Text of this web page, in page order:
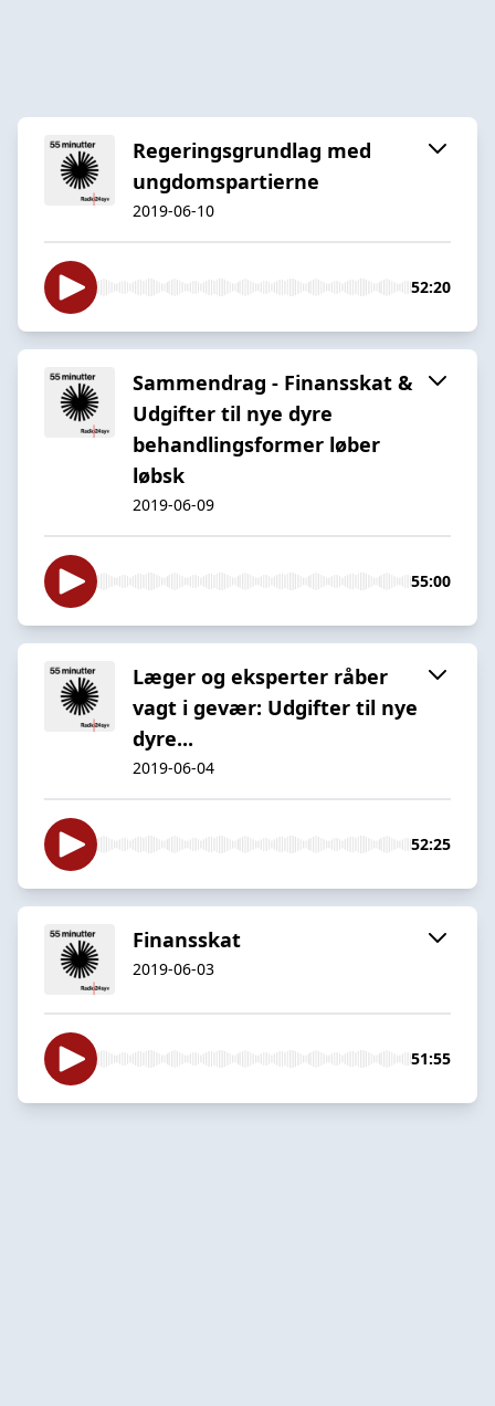
Regeringsgrundlag med
ungdomspartierne
2019-06-10
52:20
Sammendrag - Finansskat &
Udgifter til nye dyre
behandlingsformer løber
løbsk
2019-06-09
55:00
Læger og eksperter råber
vagt i gevær: Udgifter til nye
dyre...
2019-06-04
52:25
Finansskat
2019-06-03
51:55